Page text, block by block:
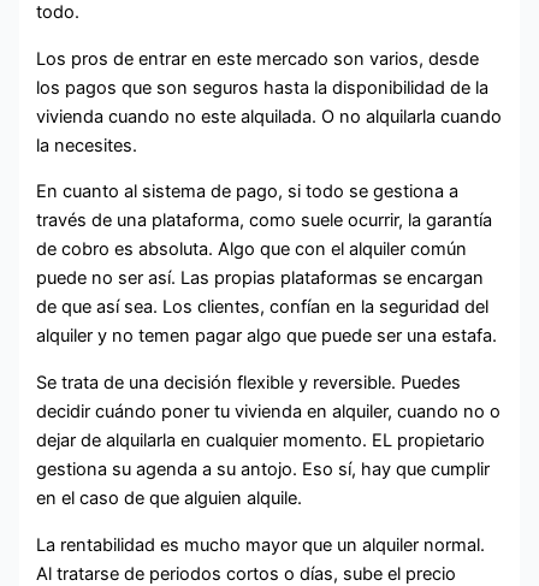
todo.
Los pros de entrar en este mercado son varios, desde
los pagos que son seguros hasta la disponibilidad de la
vivienda cuando no este alquilada. O no alquilarla cuando
la necesites.
En cuanto al sistema de pago, si todo se gestiona a
través de una plataforma, como suele ocurrir, la garantía
de cobro es absoluta. Algo que con el alquiler común
puede no ser así. Las propias plataformas se encargan
de que así sea. Los clientes, confían en la seguridad del
alquiler y no temen pagar algo que puede ser una estafa.
Se trata de una decisión flexible y reversible. Puedes
decidir cuándo poner tu vivienda en alquiler, cuando no o
dejar de alquilarla en cualquier momento. EL propietario
gestiona su agenda a su antojo. Eso sí, hay que cumplir
en el caso de que alguien alquile.
La rentabilidad es mucho mayor que un alquiler normal.
Al tratarse de periodos cortos o días, sube el precio